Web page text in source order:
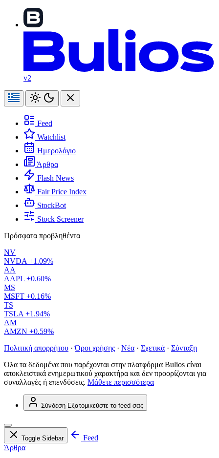
v2
Feed
Watchlist
Ημερολόγιο
Άρθρα
Flash News
Fair Price Index
StockBot
Stock Screener
Πρόσφατα προβληθέντα
NV
NVDA +1.09%
AA
AAPL +0.60%
MS
MSFT +0.16%
TS
TSLA +1.94%
AM
AMZN +0.59%
Πολιτική απορρήτου · Όροι χρήσης · Νέα · Σχετικά · Σύνταξη
Όλα τα δεδομένα που παρέχονται στην πλατφόρμα Bulios είναι
αποκλειστικά ενημερωτικού χαρακτήρα και δεν προορίζονται για
συναλλαγές ή επενδύσεις. Μάθετε περισσότερα
Σύνδεση Εξατομικεύστε το feed σας
Toggle Sidebar
Feed
Άρθρα